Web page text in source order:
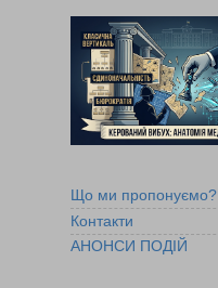
Що ми пропонуємо?
Контакти
АНОНСИ ПОДІЙ